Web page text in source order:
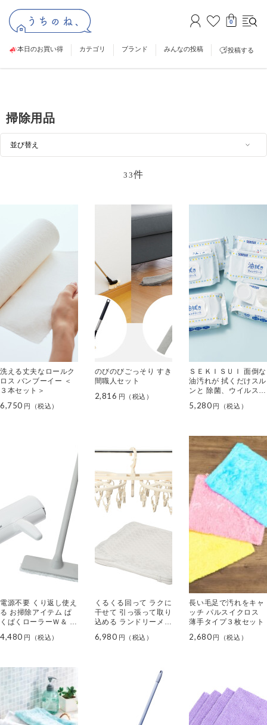
0
本日のお買い得 カテゴリ ブランド みんなの投稿 投稿する
掃除用品
33件
洗える丈夫なロールク
ロス バンブーイー ＜
３本セット＞
6,750
のびのびごっそり すき
間職人セット
2,816
ＳＥＫＩＳＵＩ 面倒な
油汚れが 拭くだけスル
ンと 除菌、ウイルス除
シート ６個パックセッ
5,280
電源不要 くり返し使え
る お掃除アイテム ぱ
くぱくローラーＷ＆ 網
4,480
くるくる回って ラクに
干せて 引っ張って取り
込める ランドリーメイ
セット
6,980
長い毛足で汚れをキャ
ッチ パルスイクロス
薄手タイプ３枚セット
2,680